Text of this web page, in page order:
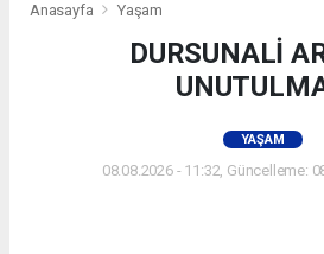
Anasayfa Yaşam
DURSUNALİ
YAŞAM
08.08.2026 - 11:32, Güncelleme: